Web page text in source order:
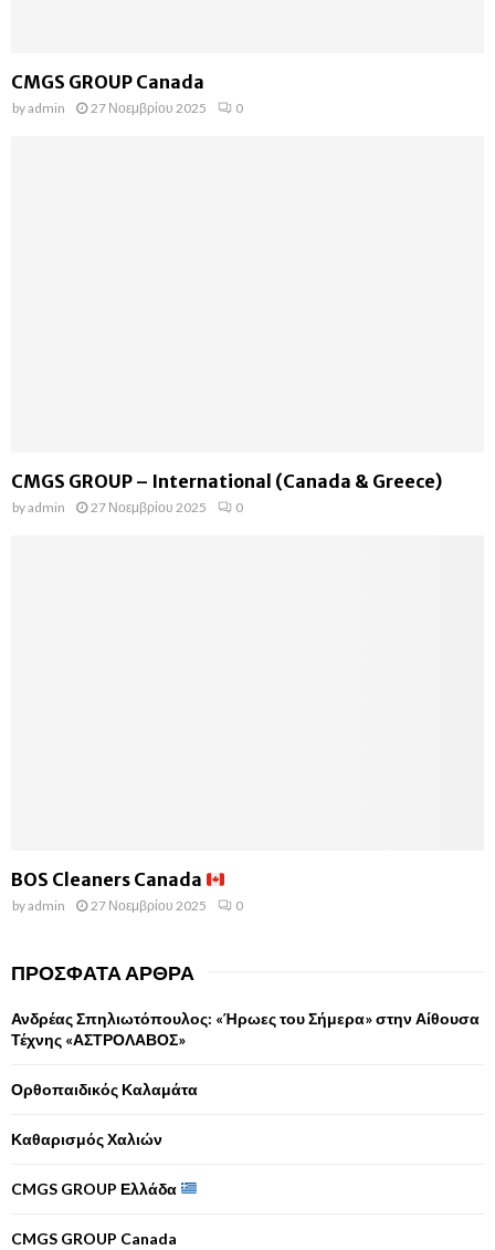
CMGS GROUP Canada
byadmin 27 Νοεμβρίου 2025 0
CMGS GROUP – International (Canada & Greece)
byadmin 27 Νοεμβρίου 2025 0
BOS Cleaners Canada
byadmin 27 Νοεμβρίου 2025 0
ΠΡΌΣΦΑΤΑ ΆΡΘΡΑ
Ανδρέας Σπηλιωτόπουλος: «Ήρωες του Σήμερα» στην Αίθουσα
Τέχνης «ΑΣΤΡΟΛΑΒΟΣ»
Ορθοπαιδικός Καλαμάτα
Καθαρισμός Χαλιών
CMGS GROUP Ελλάδα
CMGS GROUP Canada